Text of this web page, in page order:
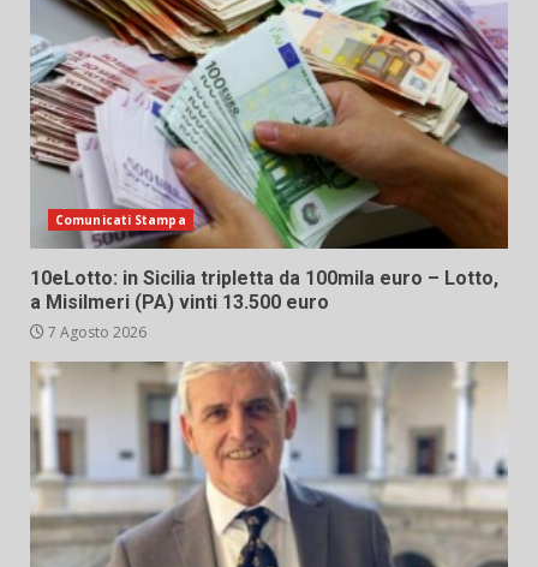
Comunicati Stampa
10eLotto: in Sicilia tripletta da 100mila euro – Lotto,
a Misilmeri (PA) vinti 13.500 euro
7 Agosto 2026